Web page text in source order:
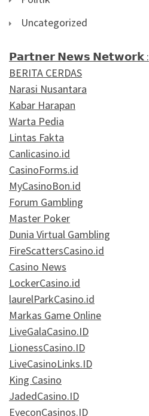
Uncategorized
𝗣𝗮𝗿𝘁𝗻𝗲𝗿 𝗡𝗲𝘄𝘀 𝗡𝗲𝘁𝘄𝗼𝗿𝗸 :
BERITA CERDAS
Narasi Nusantara
Kabar Harapan
Warta Pedia
Lintas Fakta
Canlicasino.id
CasinoForms.id
MyCasinoBon.id
Forum Gambling
Master Poker
Dunia Virtual Gambling
FireScattersCasino.id
Casino News
LockerCasino.id
laurelParkCasino.id
Markas Game Online
LiveGalaCasino.ID
LionessCasino.ID
LiveCasinoLinks.ID
King Casino
JadedCasino.ID
EyeconCasinos.ID